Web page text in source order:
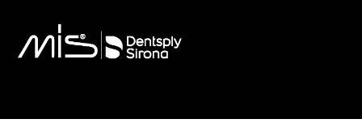
искусство» - это
квинтэссенция передовых
идей, живого общения,